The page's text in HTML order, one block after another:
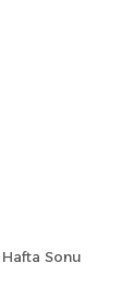
Hafta Sonu